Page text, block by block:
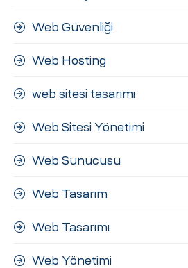
Web Güvenliği
Web Hosting
web sitesi tasarımı
Web Sitesi Yönetimi
Web Sunucusu
Web Tasarım
Web Tasarımı
Web Yönetimi